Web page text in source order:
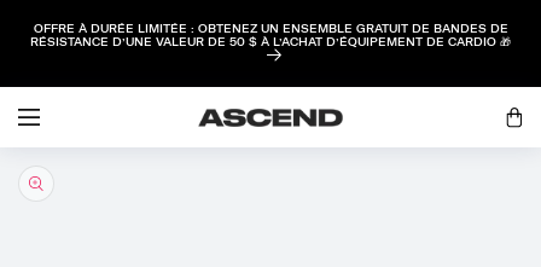
CONTENU
OFFRE À DURÉE LIMITÉE : OBTENEZ UN ENSEMBLE GRATUIT DE BANDES DE
RÉSISTANCE D’UNE VALEUR DE 50 $ À L’ACHAT D’ÉQUIPEMENT DE CARDIO 🎁
session
INFORMATIONS
PRODUITS